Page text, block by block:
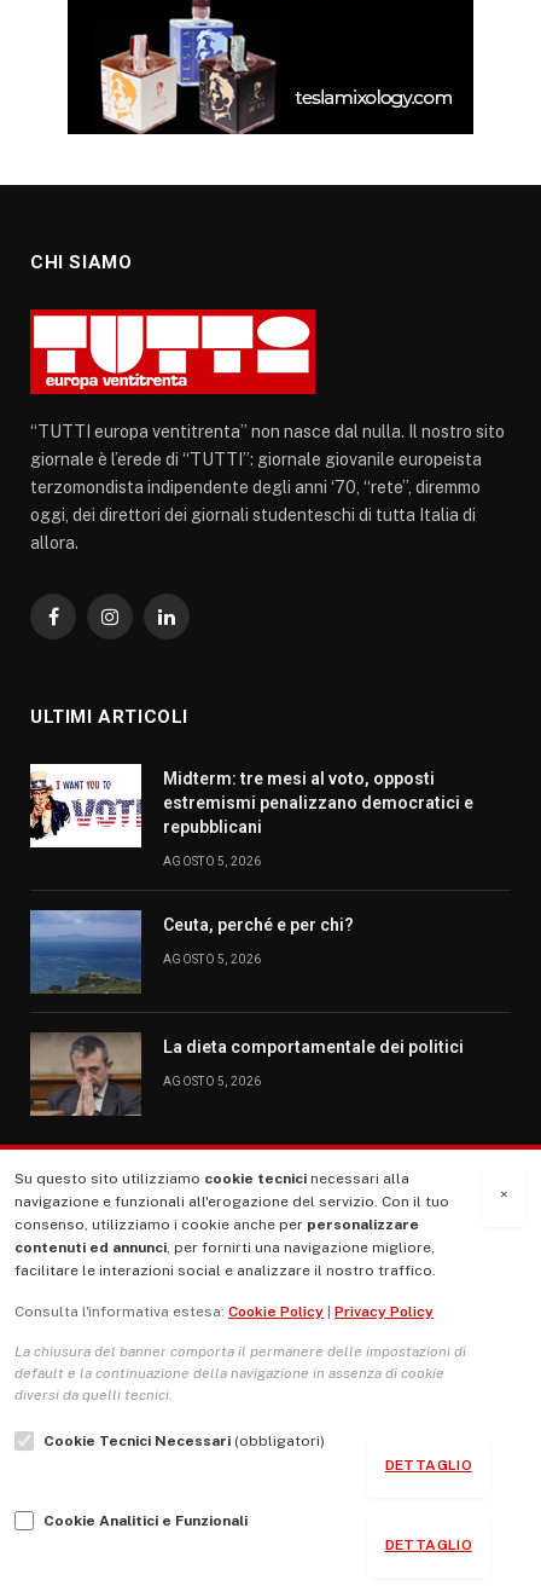
CHI SIAMO
“TUTTI europa ventitrenta” non nasce dal nulla. Il nostro sito
giornale è l’erede di “TUTTI”: giornale giovanile europeista
terzomondista indipendente degli anni ‘70, “rete”, diremmo
oggi, dei direttori dei giornali studenteschi di tutta Italia di
allora.
FacebookInstagramLinkedIn
ULTIMI ARTICOLI
Midterm: tre mesi al voto, opposti
estremismi penalizzano democratici e
repubblicani
AGOSTO 5, 2026
Ceuta, perché e per chi?
AGOSTO 5, 2026
La dieta comportamentale dei politici
AGOSTO 5, 2026
MENU
La Nostra Storia
Le Copertine
L’Associazione
Indirizzo Socio Politico Culturale
Guida per le autrici e gli autori
×
Su questo sito utilizziamo cookie tecnici necessari alla
navigazione e funzionali all'erogazione del servizio. Con il tuo
consenso, utilizziamo i cookie anche per personalizzare
contenuti ed annunci, per fornirti una navigazione migliore,
facilitare le interazioni social e analizzare il nostro traffico.
Consulta l'informativa estesa: Cookie Policy Privacy Policy
La chiusura del banner comporta il permanere delle impostazioni di
default e la continuazione della navigazione in assenza di cookie
diversi da quelli tecnici.
Cookie Tecnici Necessari (obbligatori)
DETTAGLIO
Cookie Analitici e Funzionali
DETTAGLIO